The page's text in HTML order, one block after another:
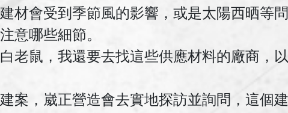
材會受到季節風的影響，或是太陽西晒等
意哪些細節。
老鼠，我還要去找這些供應材料的廠商，
案，崴正營造會去實地探訪並詢問，這個